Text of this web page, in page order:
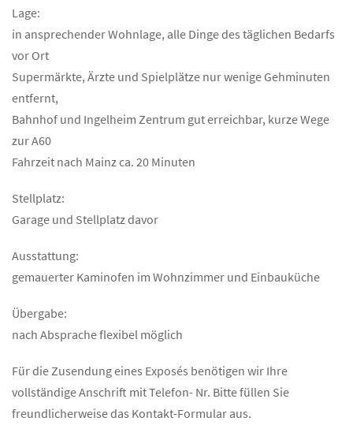
Lage:
in ansprechender Wohnlage, alle Dinge des täglichen Bedarfs
vor Ort
Supermärkte, Ärzte und Spielplätze nur wenige Gehminuten
entfernt,
Bahnhof und Ingelheim Zentrum gut erreichbar, kurze Wege
zur A60
Fahrzeit nach Mainz ca. 20 Minuten
Stellplatz:
Garage und Stellplatz davor
Ausstattung:
gemauerter Kaminofen im Wohnzimmer und Einbauküche
Übergabe:
nach Absprache flexibel möglich
Für die Zusendung eines Exposés benötigen wir Ihre
vollständige Anschrift mit Telefon- Nr. Bitte füllen Sie
freundlicherweise das Kontakt-Formular aus.